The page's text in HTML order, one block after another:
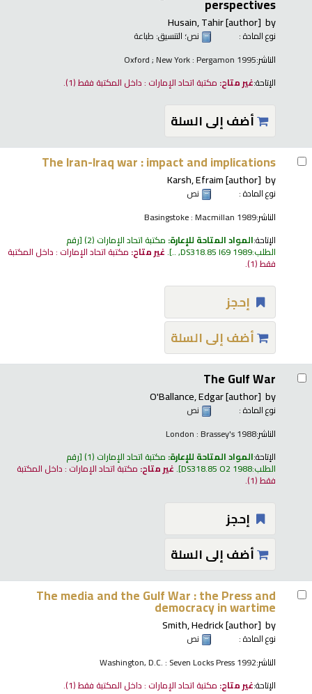
by
Husain, Tahir[author]
نوع المادة : نص؛ التنسيق: طباعة
الناشر:Oxford ; New York : Pergamon 1995
الإتاحة:غير متاح: مكتبة اتحاد الإمارات : داخل المكتبة فقط(1).
أضف إلى السلة
The Iran-Iraq war : impact and implications
by
Karsh, Efraim[author]
نوع المادة :
نص
الناشر:Basingstoke : Macmillan 1989
الإتاحة:المواد المتاحة للإعارة: مكتبة اتحاد الإمارات (2) رقم
الطلب:DS318.85 I69 1989, ..
.غير متاح: مكتبة اتحاد الإمارات : داخل المكتبة
فقط(1).
إحجز
أضف إلى السلة
The Gulf War
by
O'Ballance, Edgar[author]
نوع المادة :
نص
الناشر:London : Brassey's 1988
الإتاحة:المواد المتاحة للإعارة: مكتبة اتحاد الإمارات (1) رقم
الطلب:DS318.85 O2 1988
.غير متاح: مكتبة اتحاد الإمارات : داخل المكتبة
فقط(1).
إحجز
أضف إلى السلة
The media and the Gulf War : the Press and
democracy in wartime
by
Smith, Hedrick[author]
نوع المادة :
نص
الناشر:Washington, D.C. : Seven Locks Press 1992
الإتاحة:غير متاح: مكتبة اتحاد الإمارات : داخل المكتبة فقط(1).